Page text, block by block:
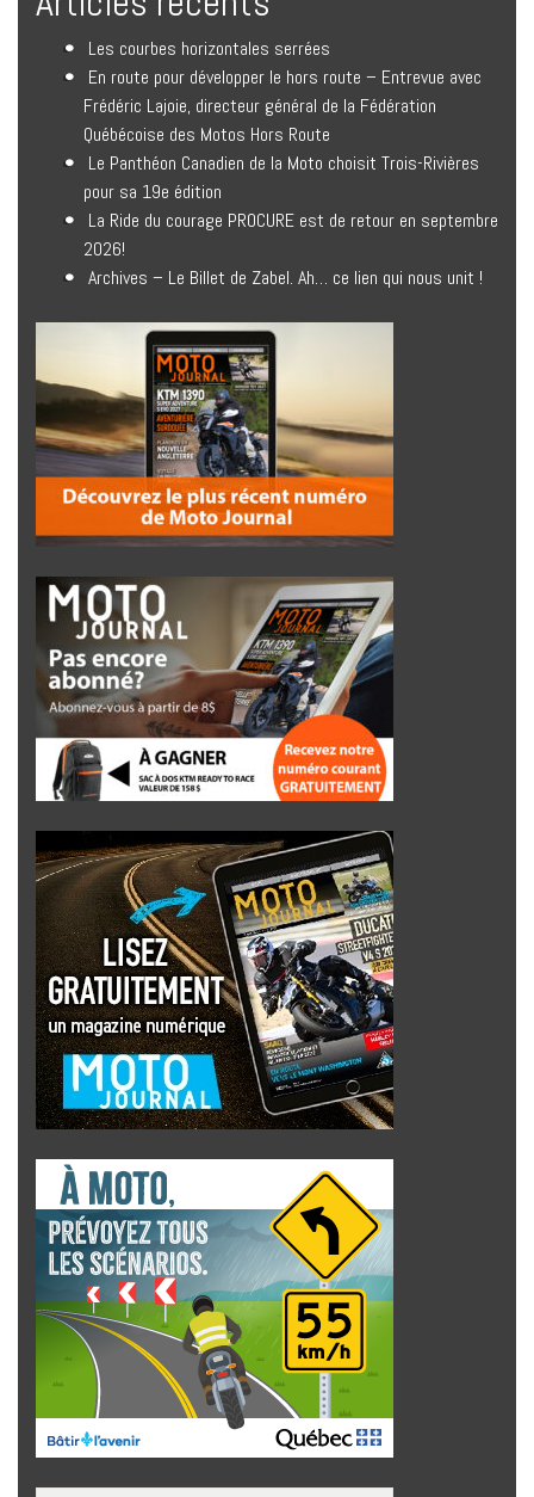
Les courbes horizontales serrées
En route pour développer le hors route – Entrevue avec
Frédéric Lajoie, directeur général de la Fédération
Québécoise des Motos Hors Route
Le Panthéon Canadien de la Moto choisit Trois-Rivières
pour sa 19e édition
La Ride du courage PROCURE est de retour en septembre
2026!
Archives – Le Billet de Zabel. Ah… ce lien qui nous unit !